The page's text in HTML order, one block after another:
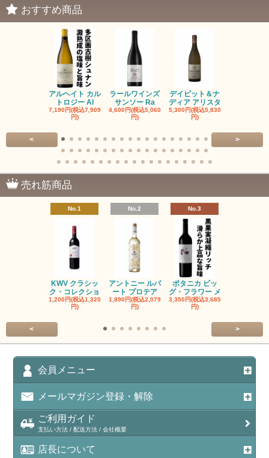
おすすめ商品
アルヘイト カル
トロジー Al
7,190円(税込7,909
円)
ラールワインズ
サンソー Ra
4,600円(税込5,060
円)
デイビット＆ナ
ディア アリスタ
5,300円(税込5,830
円)
< >
売れ筋商品
No.1
KWV クラシッ
ク・コレクショ
1,200円(税込1,320
円)
No.2
アントニー ルパ
ート プロテア
1,890円(税込2,079
円)
No.3
ボタニカ ビッ
グ・フラワー メ
3,350円(税込3,685
円)
< >
会員メニュー
メールマガジン登録・解除
ご利用ガイド
支払い方法 / 配送方法 / 会社概要
店長について